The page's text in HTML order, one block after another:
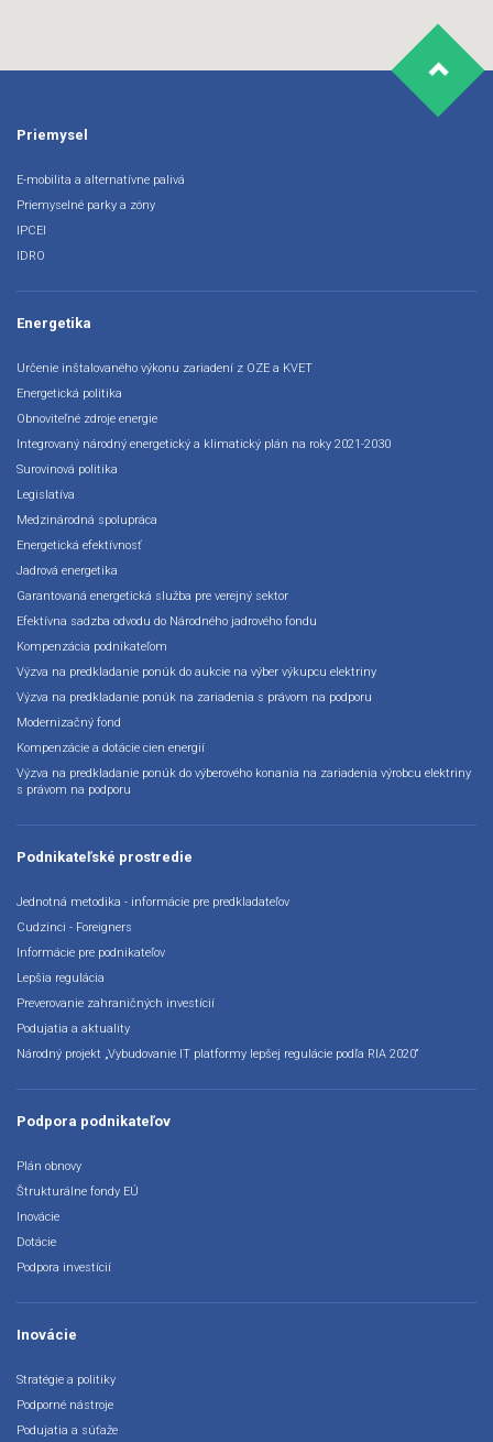
Priemysel
E-mobilita a alternatívne palivá
Priemyselné parky a zóny
IPCEI
IDRO
Energetika
Určenie inštalovaného výkonu zariadení z OZE a KVET
Energetická politika
Obnoviteľné zdroje energie
Integrovaný národný energetický a klimatický plán na roky 2021-2030
Surovinová politika
Legislatíva
Medzinárodná spolupráca
Energetická efektívnosť
Jadrová energetika
Garantovaná energetická služba pre verejný sektor
Efektívna sadzba odvodu do Národného jadrového fondu
Kompenzácia podnikateľom
Výzva na predkladanie ponúk do aukcie na výber výkupcu elektriny
Výzva na predkladanie ponúk na zariadenia s právom na podporu
Modernizačný fond
Kompenzácie a dotácie cien energií
Výzva na predkladanie ponúk do výberového konania na zariadenia výrobcu elektriny
s právom na podporu
Podnikateľské prostredie
Jednotná metodika - informácie pre predkladateľov
Cudzinci - Foreigners
Informácie pre podnikateľov
Lepšia regulácia
Preverovanie zahraničných investícií
Podujatia a aktuality
Národný projekt „Vybudovanie IT platformy lepšej regulácie podľa RIA 2020“
Podpora podnikateľov
Plán obnovy
Štrukturálne fondy EÚ
Inovácie
Dotácie
Podpora investícií
Inovácie
Stratégie a politiky
Podporné nástroje
Podujatia a súťaže